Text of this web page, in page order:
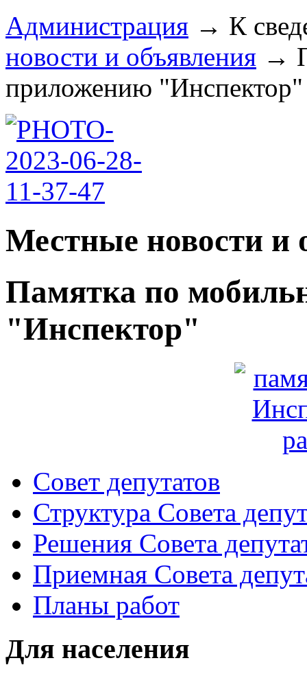
Администрация → К
новости и объявления →
приложению
Местные новости и
Памятка по
"Инспектор"
Совет депутатов
Структура Совета
Решения Совета
Приемная Совета
Планы работ
Для населения